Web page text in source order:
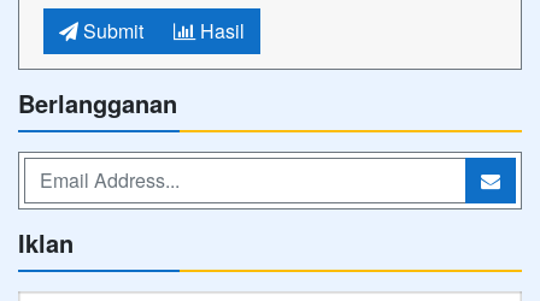
Submit Hasil
Berlangganan
Iklan